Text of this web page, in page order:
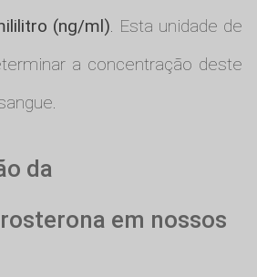
(ng/ml). Esta unidade de
a concentração deste
da
em nossos